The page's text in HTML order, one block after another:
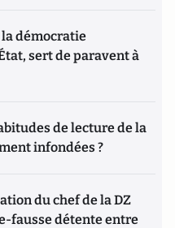
démocratie
sert de paravent à
de lecture de la
infondées ?
du chef de la DZ
fausse détente entre